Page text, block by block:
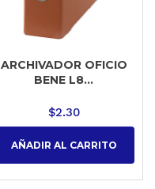
ARCHIVADOR OFICIO
BENE L8...
$2.30
AÑADIR AL CARRITO